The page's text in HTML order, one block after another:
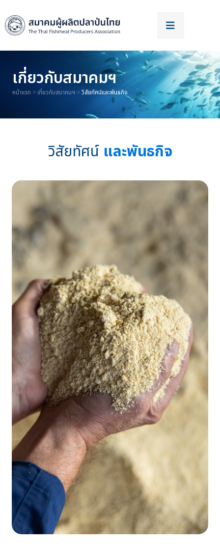
เกี่ยวกับสมาคมฯ
หน้าแรก > เกี่ยวกับสมาคมฯ >วิสัยทัศน์และพันธกิจ
วิสัยทัศน์ และพันธกิจ